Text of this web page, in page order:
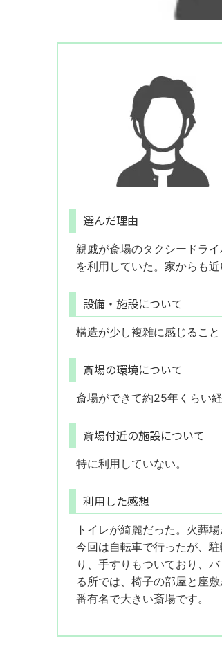
選んだ理由
親戚が斎場のタクシードラ
を利用していた。家からも
設備・施設について
構造が少し複雑に感じること
斎場の環境について
斎場ができて約25年くらい
斎場付近の施設について
特に利用していない。
利用した感想
トイレが綺麗だった。火葬
今回は自転車で行ったが、
り、手すりもついており、
る所では、椅子の部屋と座
番有名で大きい斎場です。